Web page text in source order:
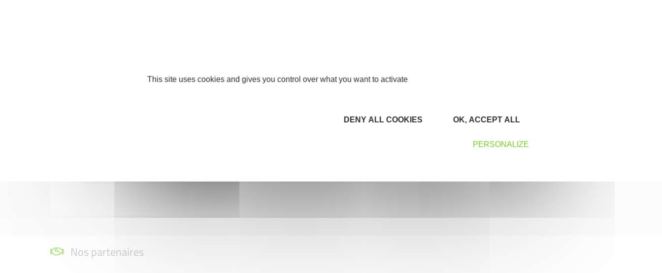
Nos partenaires
This site uses cookies and gives you control over what you want to activate
OK, ACCEPT ALL
DENY ALL COOKIES
PERSONALIZE